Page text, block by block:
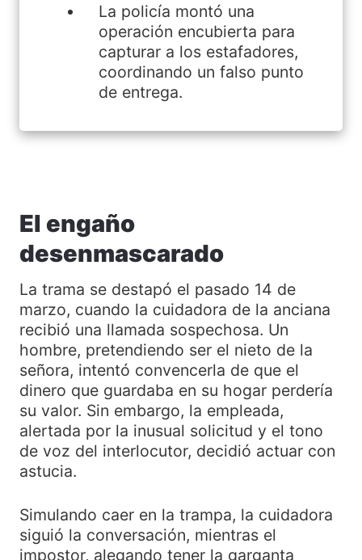
La policía montó una
operación encubierta para
capturar a los estafadores,
coordinando un falso punto
de entrega.
El engaño
desenmascarado
La trama se destapó el pasado 14 de
marzo, cuando la cuidadora de la anciana
recibió una llamada sospechosa. Un
hombre, pretendiendo ser el nieto de la
señora, intentó convencerla de que el
dinero que guardaba en su hogar perdería
su valor. Sin embargo, la empleada,
alertada por la inusual solicitud y el tono
de voz del interlocutor, decidió actuar con
astucia.
Simulando caer en la trampa, la cuidadora
siguió la conversación, mientras el
impostor, alegando tener la garganta